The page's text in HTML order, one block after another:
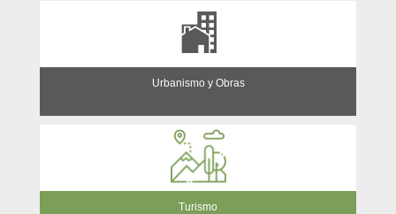
Urbanismo y Obras
Turismo